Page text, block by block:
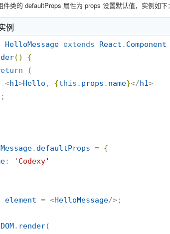
件类的 defaultProps 属性为 props 设置默认值，实例如下：
例
HelloMessage extends React . Component
( )
{
(
      <
h1>Hello , {this . props . name}</h1>
;
. defaultProps = {
: ' Codexy'
element = <HelloMessage/>;
. render(